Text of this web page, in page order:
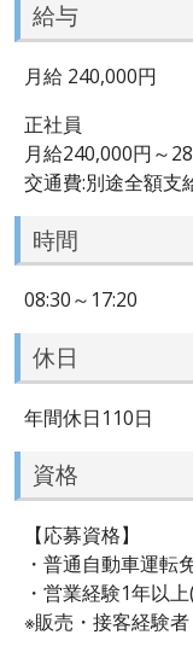
給与
月給 240,000円
正社員
月給240,000円～
交通費:別途全額支
時間
08:30～17:20
休日
年間休日110日
資格
【応募資格】
・普通自動車運転
・営業経験1年以
※販売・接客経験